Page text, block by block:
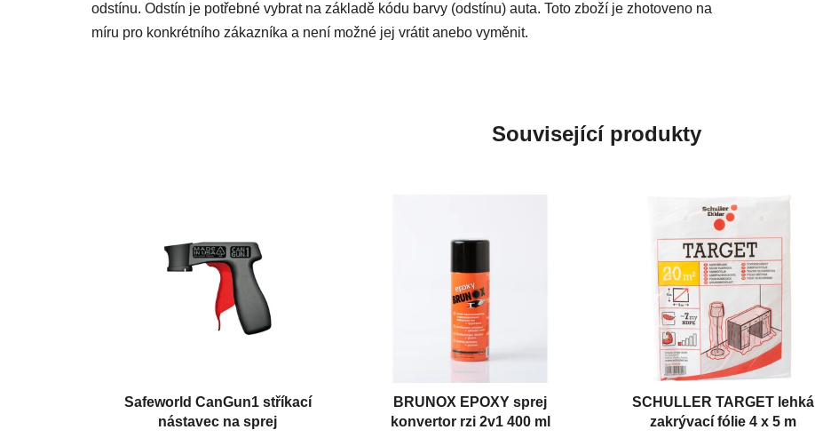
odstínu. Odstín je potřebné vybrat na základě kódu barvy (odstínu) auta. Toto zboží je zhotoveno na
míru pro konkrétního zákazníka a není možné jej vrátit anebo vyměnit.
Související produkty
Safeworld CanGun1 stříkací
nástavec na sprej
BRUNOX EPOXY sprej
konvertor rzi 2v1 400 ml
SCHULLER TARGET lehká
zakrývací fólie 4 x 5 m